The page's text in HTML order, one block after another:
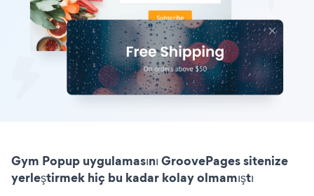
Gym Popup uygulamasını GroovePages sitenize
yerleştirmek hiç bu kadar kolay olmamıştı